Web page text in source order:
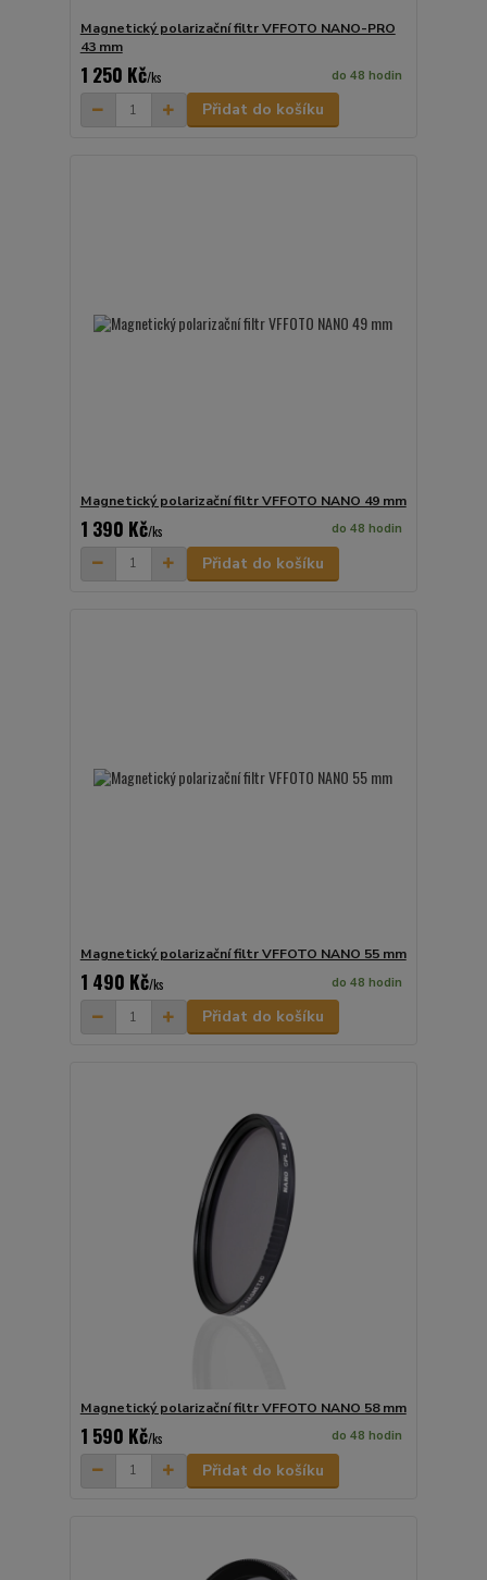
Magnetický polarizační filtr VFFOTO NANO-PRO
43 mm
1 250 Kč/ks do 48 hodin
Přidat do košíku
Magnetický polarizační filtr VFFOTO NANO 49 mm
1 390 Kč/ks do 48 hodin
Přidat do košíku
Magnetický polarizační filtr VFFOTO NANO 55 mm
1 490 Kč/ks do 48 hodin
Přidat do košíku
Magnetický polarizační filtr VFFOTO NANO 58 mm
1 590 Kč/ks do 48 hodin
Přidat do košíku